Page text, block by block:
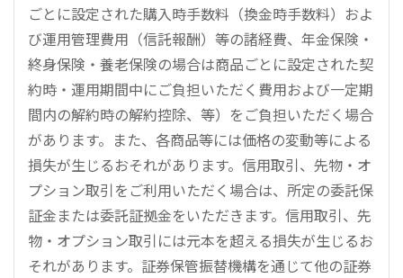
ごとに設定された購入時手数料（換金時手数料）およ
び運用管理費用（信託報酬）等の諸経費、年金保険・
終身保険・養老保険の場合は商品ごとに設定された契
約時・運用期間中にご負担いただく費用および一定期
間内の解約時の解約控除、等）をご負担いただく場合
があります。また、各商品等には価格の変動等による
損失が生じるおそれがあります。信用取引、先物・オ
プション取引をご利用いただく場合は、所定の委託保
証金または委託証拠金をいただきます。信用取引、先
物・オプション取引には元本を超える損失が生じるお
それがあります。証券保管振替機構を通じて他の証券